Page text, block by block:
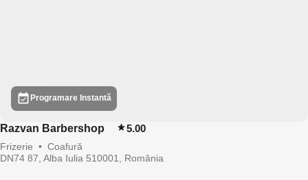
Programare Instantă
Razvan Barbershop 5.00
Frizerie • Coafură
DN74 87, Alba Iulia 510001, România